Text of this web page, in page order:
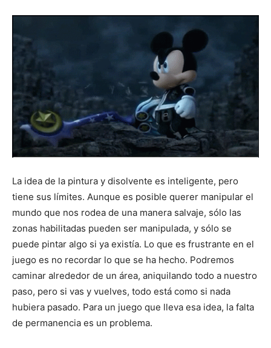
La idea de la pintura y disolvente es inteligente, pero
tiene sus límites. Aunque es posible querer manipular el
mundo que nos rodea de una manera salvaje, sólo las
zonas habilitadas pueden ser manipulada, y sólo se
puede pintar algo si ya existía. Lo que es frustrante en el
juego es no recordar lo que se ha hecho. Podremos
caminar alrededor de un área, aniquilando todo a nuestro
paso, pero si vas y vuelves, todo está como si nada
hubiera pasado. Para un juego que lleva esa idea, la falta
de permanencia es un problema.